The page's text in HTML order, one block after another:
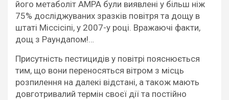
його метаболіт AMPA були виявлені у більш ніж
75% досліджуваних зразків повітря та дощу в
штаті Міссісіпі, у 2007-у році. Вражаючі факти,
дощ з Раундапом!…
Присутність пестицидів у повітрі пояснюється
тим, що вони переносяться вітром з місць
розпилення на далекі відстані, а також мають
довготривалий термін своєї дії та постійно